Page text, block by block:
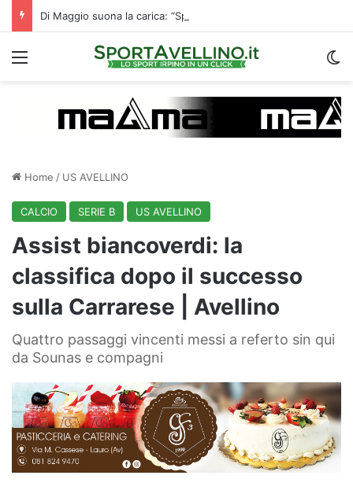
Menu
Home / US AVELLINO
CALCIO SERIE B US AVELLINO
Assist biancoverdi: la
classifica dopo il successo
sulla Carrarese | Avellino
Quattro passaggi vincenti messi a referto sin qui
da Sounas e compagni